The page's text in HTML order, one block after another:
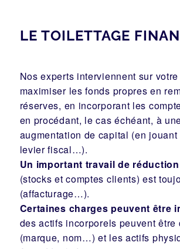
LE TOILETTAGE
Nos experts interviennent sur
maximiser les fonds propres en
réserves, en incorporant les
en procédant, le cas échéant, à
augmentation de capital (en jouant
levier fiscal…).
Un important travail de
(stocks et comptes clients) est
(affacturage…).
Certaines charges peuvent être
des actifs incorporels peuvent être
(marque, nom…) et les actifs